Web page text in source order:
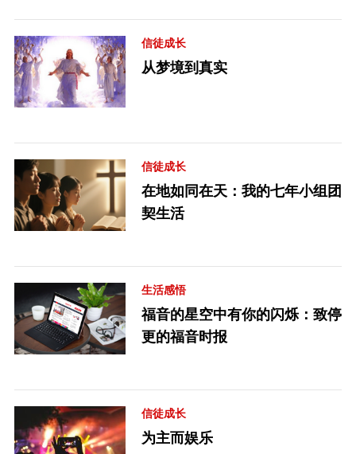
信徒成长
从梦境到真实
信徒成长
在地如同在天：我的七年小组团
契生活
生活感悟
福音的星空中有你的闪烁：致停
更的福音时报
信徒成长
为主而娱乐